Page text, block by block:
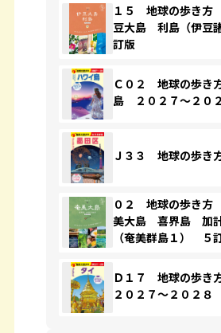
１５ 地球の歩き
豆大島 利島（伊豆
訂版
Ｃ０２ 地球の歩き
島 ２０２７～２０
Ｊ３３ 地球の歩き
０２ 地球の歩き
美大島 喜界島 加
（奄美群島１） ５
Ｄ１７ 地球の歩
２０２７～２０２８